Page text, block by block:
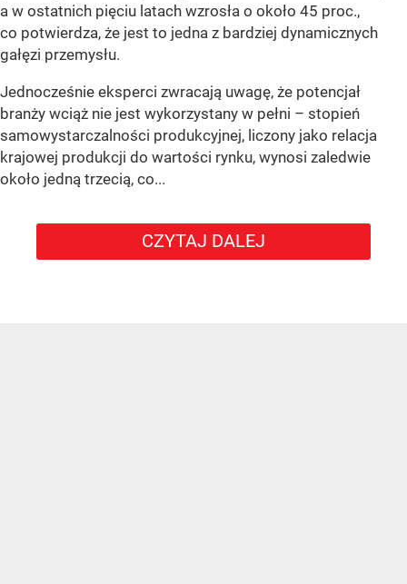
a w ostatnich pięciu latach wzrosła o około 45 proc.,
co potwierdza, że jest to jedna z bardziej dynamicznych
gałęzi przemysłu.
Jednocześnie eksperci zwracają uwagę, że potencjał
branży wciąż nie jest wykorzystany w pełni – stopień
samowystarczalności produkcyjnej, liczony jako relacja
krajowej produkcji do wartości rynku, wynosi zaledwie
około jedną trzecią, co...
CZYTAJ DALEJ